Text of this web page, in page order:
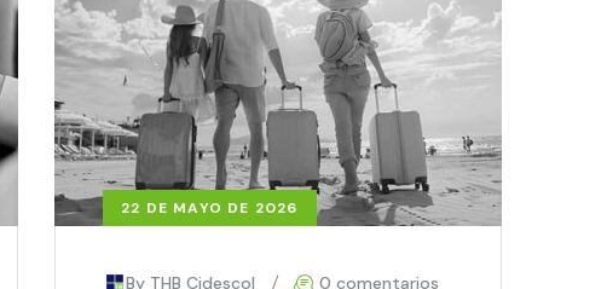
22 DE MAYO DE 2026
By THB Cidescol 0 comentarios